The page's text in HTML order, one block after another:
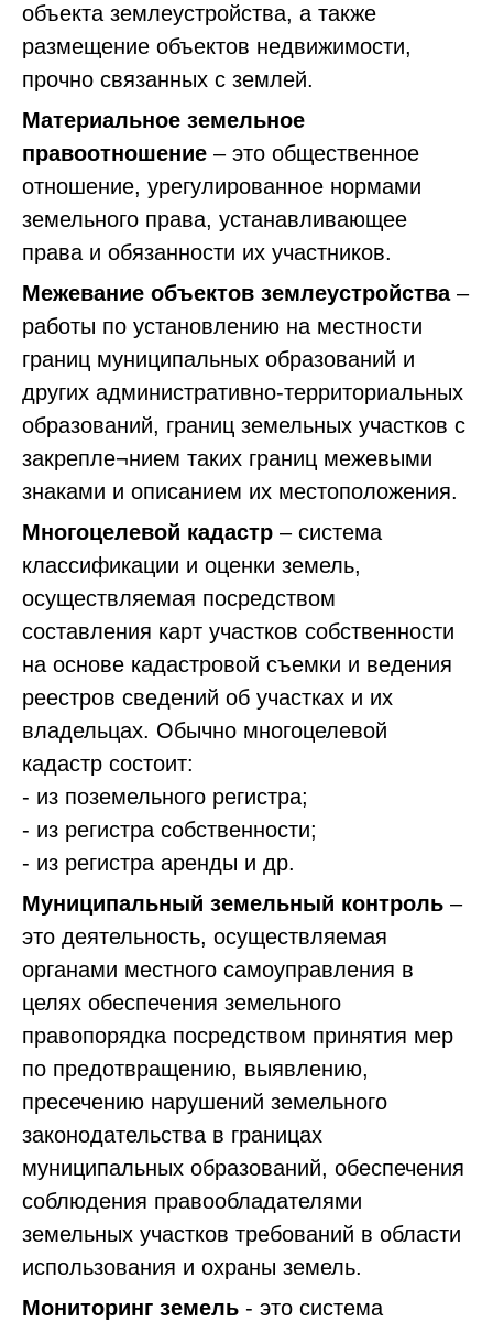
объекта землеустройства, а также
размещение объектов недвижимости,
прочно связанных с землей.
Материальное земельное
правоотношение – это общественное
отношение, урегулированное нормами
земельного права, устанавливающее
права и обязанности их участников.
Межевание объектов землеустройства–
работы по установлению на местности
границ муниципальных образований и
других административно-территориальных
образований, границ земельных участков с
закрепле¬нием таких границ межевыми
знаками и описанием их местоположения.
Многоцелевой кадастр – система
классификации и оценки земель,
осуществляемая посредством
составления карт участков собственности
на основе кадастровой съемки и ведения
реестров сведений об участках и их
владельцах. Обычно многоцелевой
кадастр состоит:
- из поземельного регистра;
- из регистра собственности;
- из регистра аренды и др.
Муниципальный земельный контроль –
это деятельность, осуществляемая
органами местного самоуправления в
целях обеспечения земельного
правопорядка посредством принятия мер
по предотвращению, выявлению,
пресечению нарушений земельного
законодательства в границах
муниципальных образований, обеспечения
соблюдения правообладателями
земельных участков требований в области
использования и охраны земель.
Мониторинг земель - это система